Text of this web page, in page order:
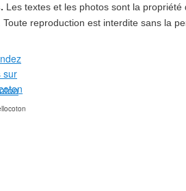
Les textes et les photos sont la
reproduction est interdite sans la